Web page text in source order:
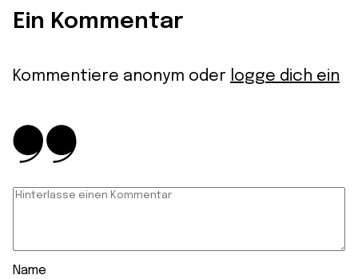
Ein Kommentar
Kommentiere anonym oder logge dich ein
Name